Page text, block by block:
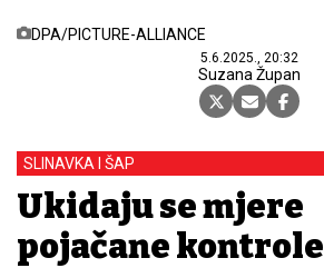
DPA/PICTURE-ALLIANCE
5.6.2025., 20:32
Suzana Župan
SLINAVKA I ŠAP
Ukidaju se ​mjere
pojačane kontrole